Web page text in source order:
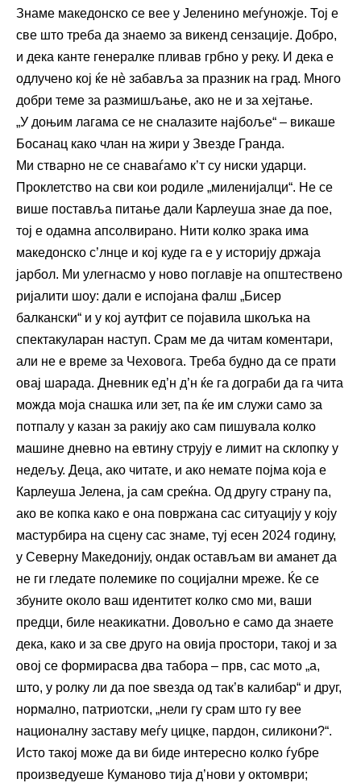
Знаме македонско се вее у Јеленино меѓуножје. Тој е
све што треба да знаемо за викенд сензације. Добро,
и дека канте генералке пливав грбно у реку. И дека е
одлучено кој ќе нè забавља за празник на град. Много
добри теме за размишљање, ако не и за хејтање.
„У доњим лагама се не сналазите најбоље“ – викаше
Босанац како члан на жири у Звезде Гранда.
Ми стварно не се снаваѓамо к’т су ниски ударци.
Проклетство на сви кои родиле „миленијалци“. Не се
више поставља питање дали Карлеуша знае да пое,
тој е одамна апсолвирано. Нити колко зрака има
македонско с’лнце и кој куде га е у историју држаја
јарбол. Ми улегнасмо у ново поглавје на општествено
ријалити шоу: дали е испојана фалш „Бисер
балкански“ и у кој аутфит се појавила шкољка на
спектакуларан наступ. Срам ме да читам коментари,
али не е време за Чеховога. Треба будно да се прати
овај шарада. Дневник ед’н д’н ќе га дограби да га чита
можда моја снашка или зет, па ќе им служи само за
потпалу у казан за ракију ако сам пишувала колко
машине дневно на евтину струју е лимит на склопку у
недељу. Деца, ако читате, и ако немате појма која е
Карлеуша Јелена, ја сам среќна. Од другу страну па,
ако ве копка како е она повржана сас ситуацију у коју
мастурбира на сцену сас знаме, туј есен 2024 годину,
у Северну Македонију, ондак остављам ви аманет да
не ги гледате полемике по социјални мреже. Ќе се
збуните около ваш идентитет колко смо ми, ваши
предци, биле неакикатни. Довољно е само да знаете
дека, како и за све друго на овија простори, такој и за
овој се формирасва два табора – прв, сас мото „а,
што, у ролку ли да пое ѕвезда од так’в калибар“ и друг,
нормално, патриотски, „нели гу срам што гу вее
националну заставу меѓу цицке, пардон, силикони?“.
Исто такој може да ви биде интересно колко ѓубре
произведуеше Куманово тија д’нови у октомври;